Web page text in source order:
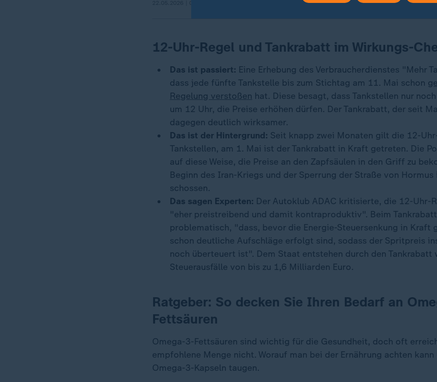
12-Uhr-Regel und Tankrabatt im Wirkungs-
Das ist passiert: Eine Erhebung des Verbraucherdienstes "Mehr
dass jede fünfte Tankstelle bis zum Stichtag am 11. Mai schon
Regelung verstoßen hat. Diese besagt, dass Tankstellen nur
um 12 Uhr, die Preise erhöhen dürfen. Der Tankrabatt, der seit
dagegen deutlich wirksamer.
Das ist der Hintergrund: Seit knapp zwei Monaten gilt die 12-
Tankstellen, am 1. Mai ist der Tankrabatt in Kraft getreten. Die
auf diese Weise, die Preise an den Zapfsäulen in den Griff zu
Beginn des Iran-Kriegs und der Sperrung der Straße von Hormus
schossen.
Das sagen Experten: Der Autoklub ADAC kritisierte, die 12-Uhr-
"eher preistreibend und damit kontraproduktiv". Beim
problematisch, "dass, bevor die Energie-Steuersenkung in Kraft
schon deutliche Aufschläge erfolgt sind, sodass der Spritpreis
noch überteuert ist". Dem Staat entstehen durch den Tankrabatt
Steuerausfälle von bis zu 1,6 Milliarden Euro.
Ratgeber: So decken Sie Ihren Bedarf an
Fettsäuren
Omega-3-Fettsäuren sind wichtig für die Gesundheit, doch oft
empfohlene Menge nicht. Worauf man bei der Ernährung achten kann
Omega-3-Kapseln taugen.